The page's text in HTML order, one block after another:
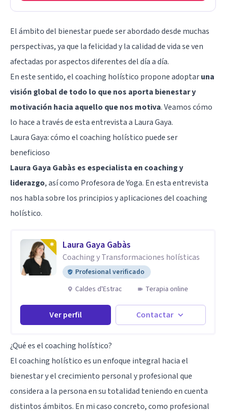
El ámbito del bienestar puede ser abordado desde muchas
perspectivas, ya que la felicidad y la calidad de vida se ven
afectadas por aspectos diferentes del día a día.
En este sentido, el coaching holístico propone adoptaruna
visión global de todo lo que nos aporta bienestar y
motivación hacia aquello que nos motiva. Veamos cómo
lo hace a través de esta entrevista a Laura Gaya.
Laura Gaya: cómo el coaching holístico puede ser
beneficioso
Laura Gaya Gabàs es especialista en coaching y
liderazgo, así como Profesora de Yoga. En esta entrevista
nos habla sobre los principios y aplicaciones del coaching
holístico.
Laura Gaya Gabàs
Coaching y Transformaciones holísticas
Profesional verificado
Caldes d'Estrac
Terapia online
Ver perfil Contactar
¿Qué es el coaching holístico?
El coaching holístico es un enfoque integral hacia el
bienestar y el crecimiento personal y profesional que
considera a la persona en su totalidad teniendo en cuenta
distintos ámbitos. En mi caso concreto, como profesional